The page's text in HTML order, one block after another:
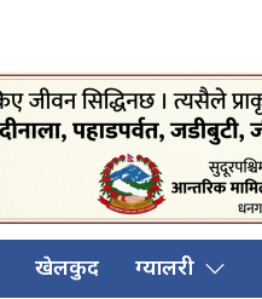
खेलकुद ग्यालरी